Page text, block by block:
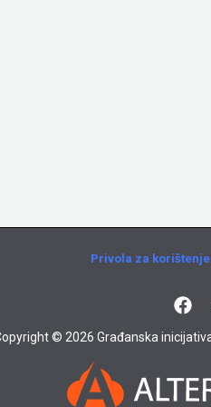
Privola za
© 2026 Građanska